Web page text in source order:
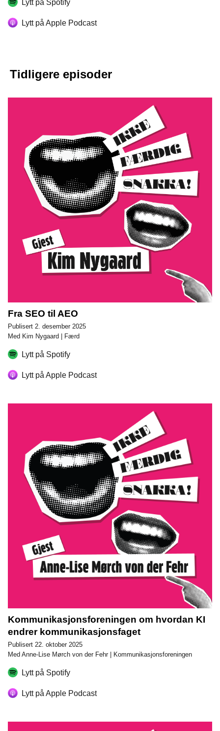
Lytt på Spotify
Lytt på Apple Podcast
Tidligere episoder
Fra SEO til AEO
Publisert 2. desember 2025
Med Kim Nygaard | Færd
Lytt på Spotify
Lytt på Apple Podcast
Kommunikasjonsforeningen om hvordan KI
endrer kommunikasjonsfaget
Publisert 22. oktober 2025
Med Anne-Lise Mørch von der Fehr | Kommunikasjonsforeningen
Lytt på Spotify
Lytt på Apple Podcast